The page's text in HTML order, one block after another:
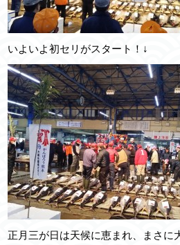
いよいよ初セリがスタート！↓
正月三が日は天候に恵まれ、まさに